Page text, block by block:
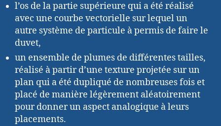
l’os de la partie supérieure qui a été réalisé
avec une courbe vectorielle sur lequel un
autre système de particule à permis de faire le
duvet,
un ensemble de plumes de différentes tailles,
réalisé à partir d’une texture projetée sur un
plan qui a été dupliqué de nombreuses fois et
placé de manière légèrement aléatoirement
pour donner un aspect analogique à leurs
placements.